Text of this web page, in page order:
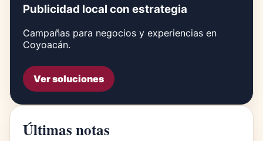
Publicidad local con estrategia
Campañas para negocios y experiencias en
Coyoacán.
Ver soluciones
Últimas notas